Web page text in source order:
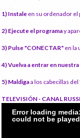
1) Instale en su ordenador el
2) Ejecute el programay
3) Pulse "CONECTAR" en la
4) Vuelva a entrar en
5) Maldigaa los cabecillas
TELEVISIÓN - CANAL